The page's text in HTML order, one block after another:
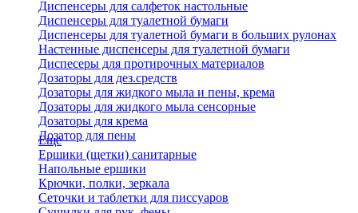
Диспенсеры для салфеток настольные
Диспенсеры для туалетной бумаги
Диспенсеры для туалетной бумаги в больших рулонах
Настенные диспенсеры для туалетной бумаги
Диспесеры для протирочных материалов
Дозаторы для дез.средств
Дозаторы для жидкого мыла и пены, крема
Дозаторы для жидкого мыла сенсорные
Дозаторы для крема
Дозатор для пены
Еще
Ершики (щетки) санитарные
Напольные ершики
Крючки, полки, зеркала
Сеточки и таблетки для писсуаров